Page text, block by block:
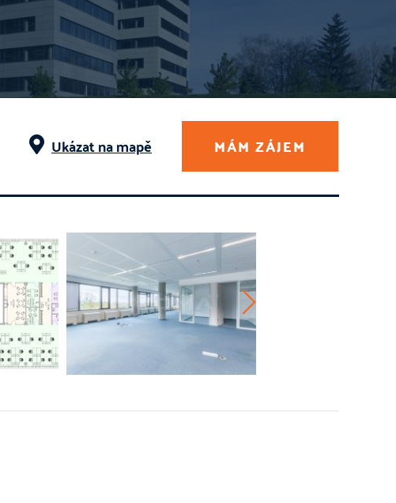
Ukázat na mapě MÁM ZÁJEM